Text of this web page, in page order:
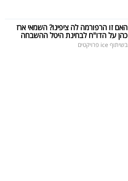
האם זו הרפורמה לה ציפינו? השמאי ארז
כהן על הדו"ח לבחינת היטל ההשבחה
בשיתוף ice פרויקטים